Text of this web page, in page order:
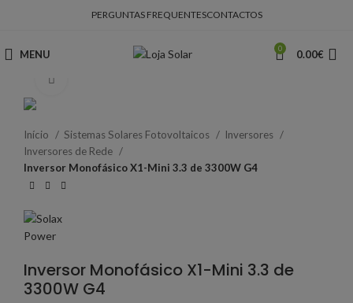
PERGUNTAS FREQUENTESCONTACTOS
MENU 0 0.00€
Início Sistemas Solares Fotovoltaicos
Inversores
Inversores de Rede
Inversor Monofásico X1-Mini 3.3 de 3300W G4
Inversor Monofásico X1-Mini 3.3 de
3300W G4